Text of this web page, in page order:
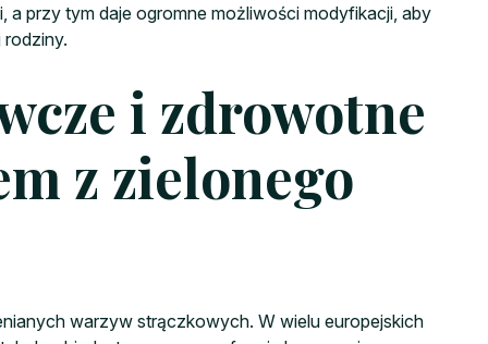
a przy tym daje ogromne możliwości modyfikacji, aby
i zdrowotne
z zielonego
warzyw strączkowych. W wielu europejskich